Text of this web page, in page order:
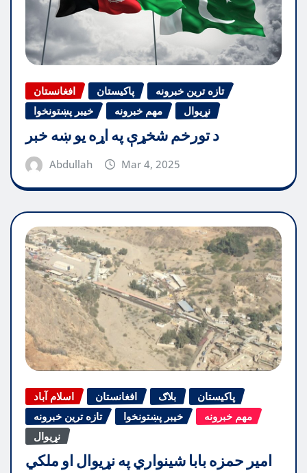
افغانستان پاکیستان
تازه ترین خبرونه
خیبر پښتونخوا
مهم خبرونه نړیوال
د تورخم شخړې په اړه یو ښه خبر
Abdullah Mar 4, 2025
اسلام آباد افغانستان بلاګ
پاکیستان
تازه ترین خبرونه
خیبر پښتونخوا
مهم خبرونه
نړیوال
امیر حمزه بابا شینواري په نړیوال او ملکي